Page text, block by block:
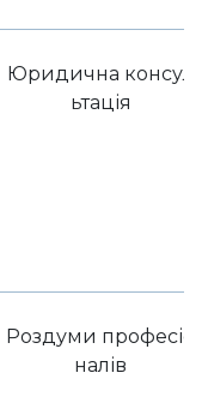
Юридична консул
ьтація
Роздуми професіо
налів